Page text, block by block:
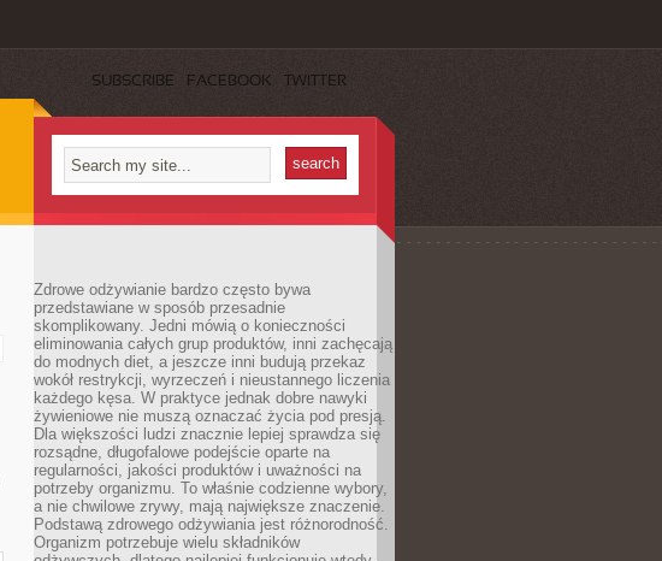
SUBSCRIBE FACEBOOK TWITTER
Zdrowe odżywianie bardzo często bywa
przedstawiane w sposób przesadnie
skomplikowany. Jedni mówią o konieczności
eliminowania całych grup produktów, inni zachęcają
do modnych diet, a jeszcze inni budują przekaz
wokół restrykcji, wyrzeczeń i nieustannego liczenia
każdego kęsa. W praktyce jednak dobre nawyki
żywieniowe nie muszą oznaczać życia pod presją.
Dla większości ludzi znacznie lepiej sprawdza się
rozsądne, długofalowe podejście oparte na
regularności, jakości produktów i uważności na
potrzeby organizmu. To właśnie codzienne wybory,
a nie chwilowe zrywy, mają największe znaczenie.
Podstawą zdrowego odżywiania jest różnorodność.
Organizm potrzebuje wielu składników